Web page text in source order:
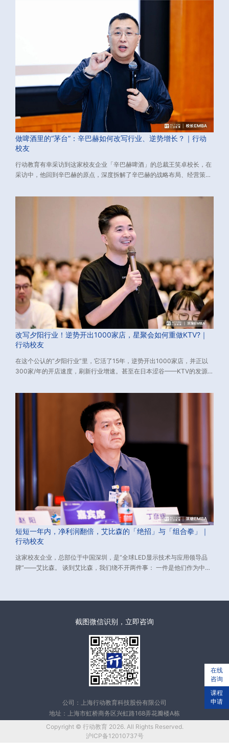
做啤酒里的“茅台”：辛巴赫如何改写行业、逆势增长？｜行动
校友
行动教育有幸采访到这家校友企业「辛巴赫啤酒」的总裁王笑卓校长，在
采访中，他回到辛巴赫的原点，深度拆解了辛巴赫的战略布局、经营策
改写夕阳行业！逆势开出1000家店，星聚会如何重做KTV?｜
行动校友
在这个公认的“夕阳行业”里，它活了15年，逆势开出1000家店，并正以
300家/年的开店速度，刷新行业增速。甚至在日本涩谷——KTV的发源
短短一年内，净利润翻倍，艾比森的「绝招」与「组合拳」｜
行动校友
这家校友企业，总部位于中国深圳，是“全球LED显示技术与应用领导品
牌”——艾比森。 谈到艾比森，我们绕不开两件事： 一件是他们作为中国
截图微信识别，立即咨询
公司：上海行动教育科技股份有限公司
地址：上海市虹桥商务区兴虹路168弄花瓣楼A栋
Copyright © 行动教育 2026. All Rights Reserved.
沪ICP备12010737号
在线
咨询
课程
申请